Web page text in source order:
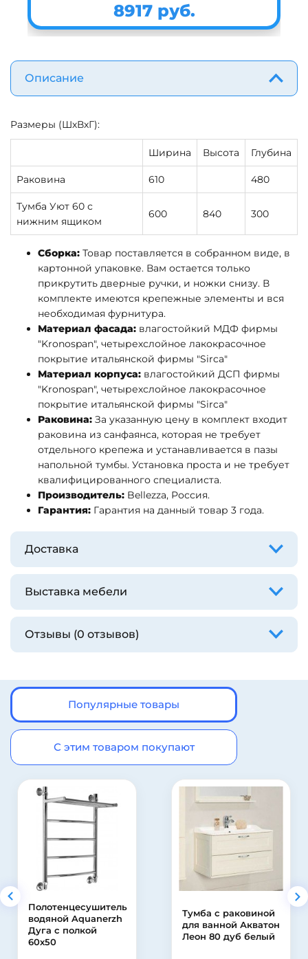
8917 руб.
Описание
Размеры (ШхВхГ):
Ширина Высота Глубина
Раковина 610 480
Тумба Уют 60 с
нижним ящиком
600 840 300
Сборка: Товар поставляется в собранном виде, в
картонной упаковке. Вам остается только
прикрутить дверные ручки, и ножки снизу. В
комплекте имеются крепежные элементы и вся
необходимая фурнитура.
Материал фасада: влагостойкий МДФ фирмы
"Kronospan", четырехслойное лакокрасочное
покрытие итальянской фирмы "Sirca"
Материал корпуса: влагостойкий ДСП фирмы
"Kronospan", четырехслойное лакокрасочное
покрытие итальянской фирмы "Sirca"
Раковина: За указанную цену в комплект входит
раковина из санфаянса, которая не требует
отдельного крепежа и устанавливается в пазы
напольной тумбы. Установка проста и не требует
квалифицированного специалиста.
Производитель: Bellezza, Россия.
Гарантия: Гарантия на данный товар 3 года.
Доставка
Выставка мебели
Отзывы (0 отзывов)
Популярные товары
С этим товаром покупают
Тумба с раковиной
для ванной Акватон
Леон 80 дуб белый
Карниз для ванны
Г-образный
170x70см
универсальный